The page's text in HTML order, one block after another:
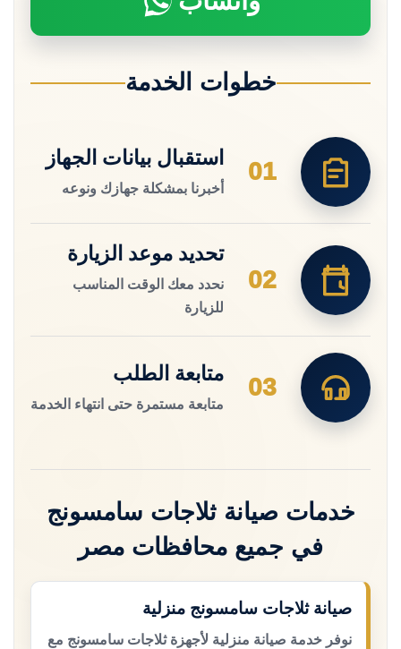
خطوات الخدمة
01
استقبال بيانات الجهاز
أخبرنا بمشكلة جهازك ونوعه
02
تحديد موعد الزيارة
نحدد معك الوقت المناسب
للزيارة
03
متابعة الطلب
متابعة مستمرة حتى انتهاء الخدمة
خدمات صيانة ثلاجات سامسونج
في جميع محافظات مصر
صيانة ثلاجات سامسونج منزلية
نوفر خدمة صيانة منزلية لأجهزة ثلاجات سامسونج مع